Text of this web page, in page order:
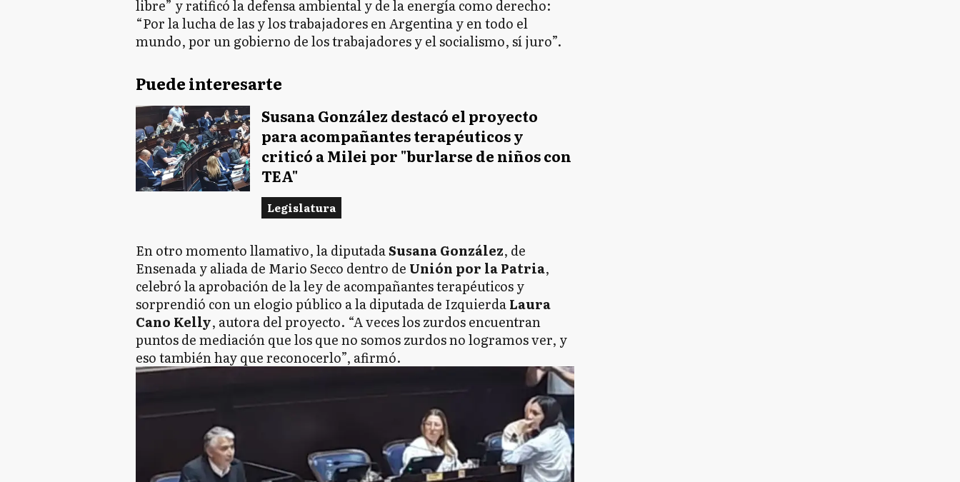
libre” y ratificó la defensa ambiental y de la energía como derecho:
“Por la lucha de las y los trabajadores en Argentina y en todo el
mundo, por un gobierno de los trabajadores y el socialismo, sí juro”.
Puede interesarte
Susana González destacó el proyecto
para acompañantes terapéuticos y
criticó a Milei por "burlarse de niños con
TEA"
Legislatura
En otro momento llamativo, la diputadaSusana González, de
Ensenada y aliada de Mario Secco dentro de Unión por la Patria,
celebró la aprobación de la ley de acompañantes terapéuticos y
sorprendió con un elogio público a la diputada de IzquierdaLaura
Cano Kelly, autora del proyecto. “A veces los zurdos encuentran
puntos de mediación que los que no somos zurdos no logramos ver, y
eso también hay que reconocerlo”, afirmó.